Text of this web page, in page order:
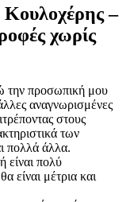
Κουλοχέρης –
χωρίς
την προσωπική μου
αναγνωρισμένες
στους
των
πολλά άλλα.
είναι πολύ
είναι μέτρια και